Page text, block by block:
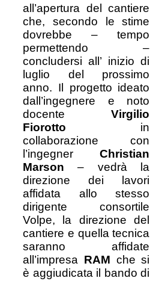
all’apertura del cantiere
che, secondo le stime
dovrebbe – tempo
permettendo –
concludersi all’ inizio di
luglio del prossimo
anno. Il progetto ideato
dall’ingegnere e noto
docenteVirgilio
Fiorotto in
collaborazione con
l’ingegnerChristian
Marson – vedrà la
direzione dei lavori
affidata allo stesso
dirigente consortile
Volpe, la direzione del
cantiere e quella tecnica
saranno affidate
all’impresa RAM che si
è aggiudicata il bando di